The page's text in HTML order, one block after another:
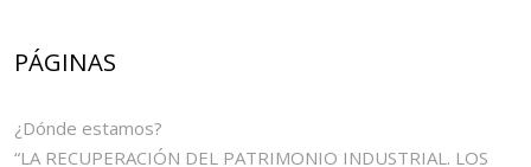
PÁGINAS
¿Dónde estamos?
“LA RECUPERACIÓN DEL PATRIMONIO INDUSTRIAL. LOS